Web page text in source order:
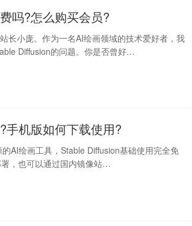
吗?怎么购买会员?
长小庞。作为一名AI绘画领域的技术爱好者，我
Diffusion的问题。你是否曾好…
手机版如何下载使用?
AI绘画工具，Stable Diffusion基础使用完全免
，也可以通过国内镜像站…